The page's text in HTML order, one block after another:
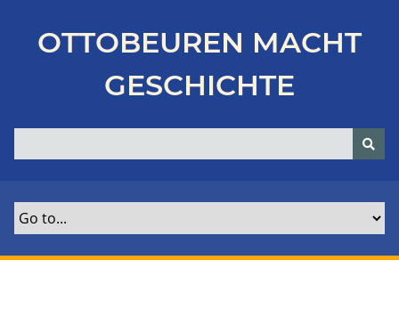
p
OTTOBEUREN MACHT
GESCHICHTE